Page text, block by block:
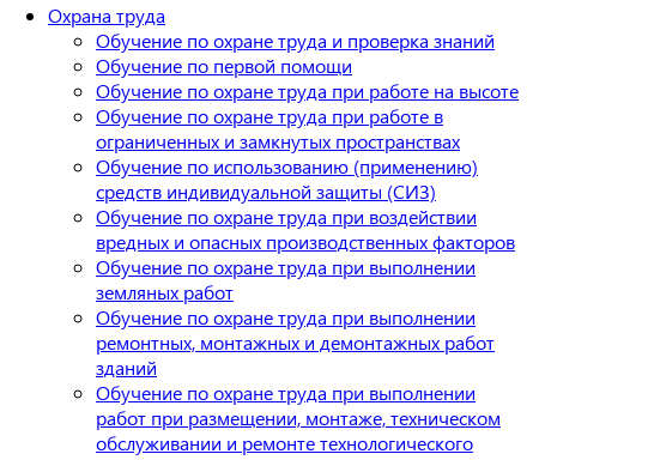
Охрана труда
Обучение по охране труда и проверка знаний
Обучение по первой помощи
Обучение по охране труда при работе на высоте
Обучение по охране труда при работе в
ограниченных и замкнутых пространствах
Обучение по использованию (применению)
средств индивидуальной защиты (СИЗ)
Обучение по охране труда при воздействии
вредных и опасных производственных факторов
Обучение по охране труда при выполнении
земляных работ
Обучение по охране труда при выполнении
ремонтных, монтажных и демонтажных работ
зданий
Обучение по охране труда при выполнении
работ при размещении, монтаже, техническом
обслуживании и ремонте технологического